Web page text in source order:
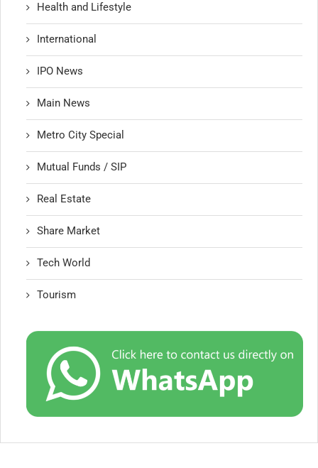
Health and Lifestyle
International
IPO News
Main News
Metro City Special
Mutual Funds / SIP
Real Estate
Share Market
Tech World
Tourism